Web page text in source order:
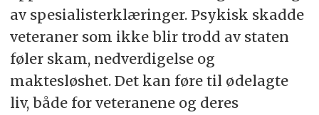
av spesialisterklæringer. Psykisk skadde
veteraner som ikke blir trodd av staten
føler skam, nedverdigelse og
maktesløshet. Det kan føre til ødelagte
liv, både for veteranene og deres